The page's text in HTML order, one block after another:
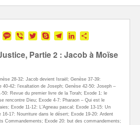
Messenger
Message
ViberTwitterSkypeTelegramLinkedIn
Partie 2 : Jacob à Moïse
28-32: Jacob devient Israël; Genèse 37-39:
40-42: l’exaltation de Joseph; Genèse 42-50: Joseph –
50: Revue du premier livre de la Torah; Exode 1: le
rencontre Dieu; Exode 4-7: Pharaon – Qui est le
Exode 11-12: L’Agneau pascal; Exode 13-15: Un
17: Nourriture dans le désert; Exode 19-20: Ardent
Commandements; Exode 20: but des commandements;